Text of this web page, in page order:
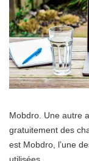
Mobdro. Une autre
gratuitement des
est Mobdro, l’une
utilisées.